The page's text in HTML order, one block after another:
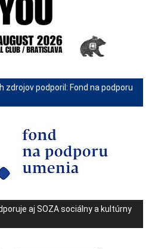
zdrojov podporil: Fond na podporu
aj SOZA sociálny a kultúrny